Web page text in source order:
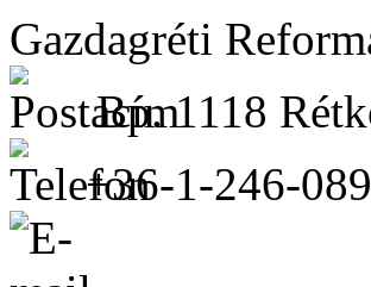
Gazdagréti
Bp. 1118
+36-1-246-